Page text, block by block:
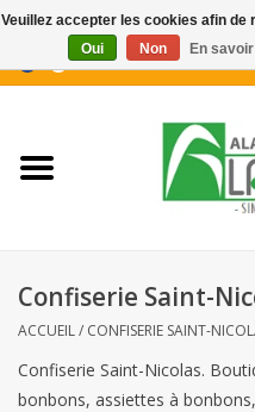
Nouveautés
Confiserie
Confiserie Saint-
ACCUEIL/ CONFISERIE SAINT-
Confiserie Saint-Nicolas.
bonbons, assiettes à
Veuillez accepter les cookies afin
Oui
Non En